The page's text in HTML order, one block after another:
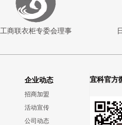
工商联衣柜专委会理事
企业动态
招商加盟
活动宣传
公司动态
宜科官方